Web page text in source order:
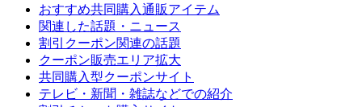
おすすめ共同購入通販アイテム
関連した話題・ニュース
割引クーポン関連の話題
クーポン販売エリア拡大
共同購入型クーポンサイト
テレビ・新聞・雑誌などでの紹介